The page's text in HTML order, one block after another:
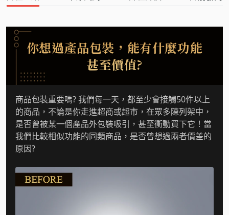
你想過產品包裝，能有什麼功能
甚至價值?
商品包裝重要嗎? 我們每一天，都至少會接觸50件以上
的商品，不論是你走進超商或超市，在眾多陳列架中，
是否曾被某一個產品外包裝吸引，甚至衝動買下它！當
我們比較相似功能的同類商品，是否曾想過兩者價差的
原因?